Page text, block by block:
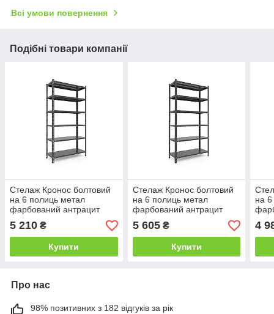
Всі умови повернення
Подібні товари компанії
Стелаж Кронос болтовий
на 6 полиць метал
фарбований антрацит
2200х900х600 мм
(Меткас-ТМ)
5 210 ₴
Купити
Стелаж Кронос болтовий
на 6 полиць метал
фарбований антрацит
2200х1000х600 мм
(Меткас-ТМ)
5 605₴
Купити
на
4
Про нас
98% позитивних з 182 відгуків за рік